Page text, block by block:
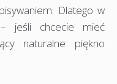
Dlatego w
jeśli chcecie mieć
naturalne piękno